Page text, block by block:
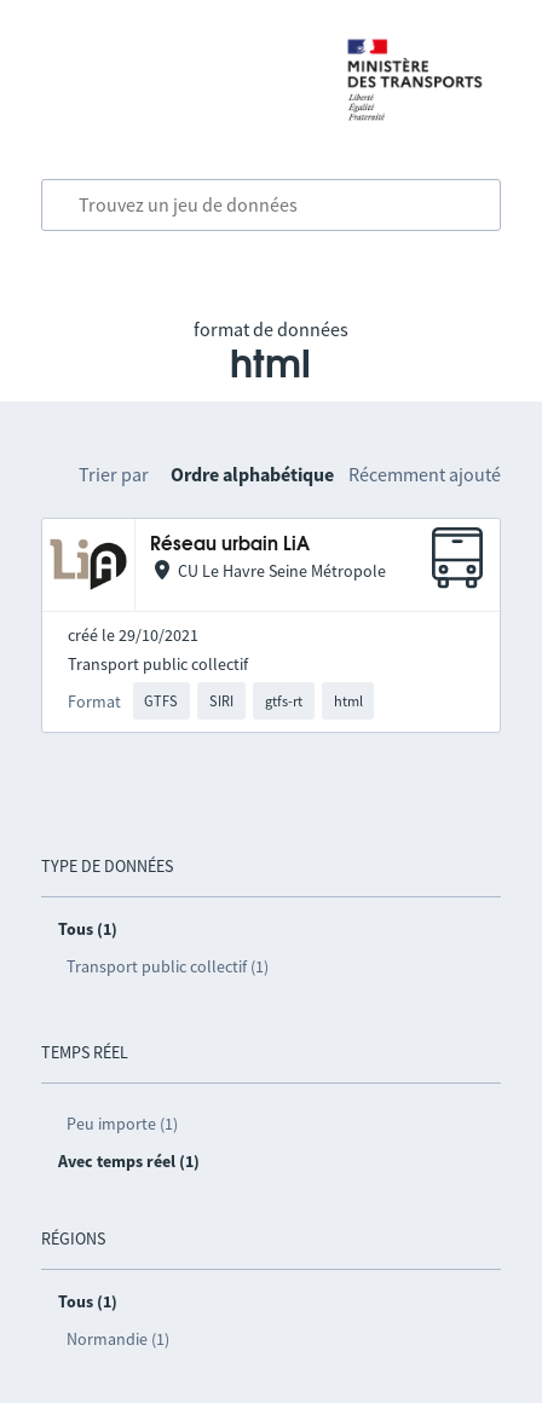
format de données
html
TYPE DE DONNÉES
Tous (1)
Transport public collectif (1)
TEMPS RÉEL
Peu importe (1)
Avec temps réel (1)
RÉGIONS
Tous (1)
Normandie (1)
Trier par Ordre alphabétique Récemment ajouté
Réseau urbain LiA
CU Le Havre Seine Métropole
créé le 29/10/2021
Format GTFS SIRI gtfs-rt html
Transport public collectif